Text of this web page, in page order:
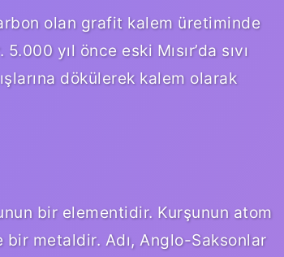
olan grafit kalem üretiminde
yıl önce eski Mısır’da sıvı
dökülerek kalem olarak
bir elementidir. Kurşunun atom
bir metaldir. Adı, Anglo-Saksonlar